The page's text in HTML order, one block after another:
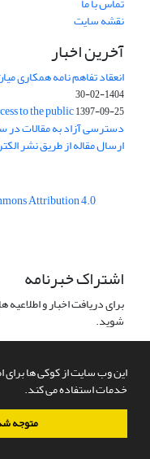
این وب سایت از کوکی ها برای
خدمات استفاده می کند.
متوجه
نقشه سایت
آخرین اخبار
انعقاد تفاهم نامه همکاری
1404-02-30
to the public1397-09-25
دسترسی آزاد به مقالات در
ارسال مقاله از طریق نشر
Attribution 4.0
اشتراک خبرنامه
برای دریافت اخبار و
شوید.
سامانه مدیریت نشریات